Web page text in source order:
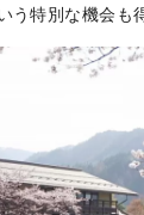
う特別な機会も